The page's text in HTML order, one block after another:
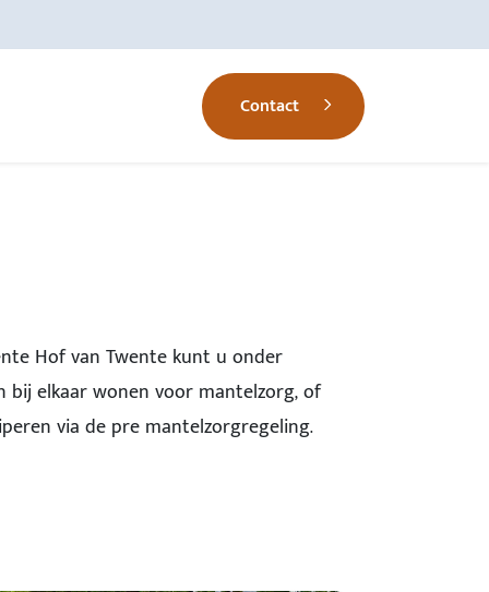
Contact
Hof van Twente kunt u onder
bij elkaar wonen voor mantelzorg, of
via de pre mantelzorgregeling.